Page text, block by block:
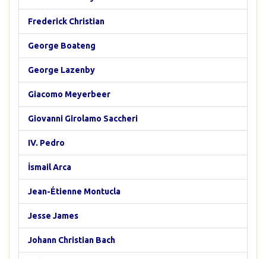
Frederick Christian
George Boateng
George Lazenby
Giacomo Meyerbeer
Giovanni Girolamo Saccheri
IV. Pedro
İsmail Arca
Jean-Étienne Montucla
Jesse James
Johann Christian Bach